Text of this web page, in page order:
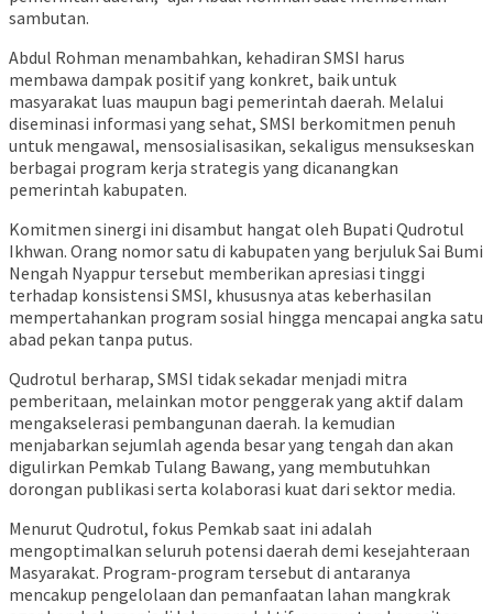
sambutan.
Abdul Rohman menambahkan, kehadiran SMSI harus
membawa dampak positif yang konkret, baik untuk
masyarakat luas maupun bagi pemerintah daerah. Melalui
diseminasi informasi yang sehat, SMSI berkomitmen penuh
untuk mengawal, mensosialisasikan, sekaligus mensukseskan
berbagai program kerja strategis yang dicanangkan
pemerintah kabupaten.
Komitmen sinergi ini disambut hangat oleh Bupati Qudrotul
Ikhwan. Orang nomor satu di kabupaten yang berjuluk Sai Bumi
Nengah Nyappur tersebut memberikan apresiasi tinggi
terhadap konsistensi SMSI, khususnya atas keberhasilan
mempertahankan program sosial hingga mencapai angka satu
abad pekan tanpa putus.
Qudrotul berharap, SMSI tidak sekadar menjadi mitra
pemberitaan, melainkan motor penggerak yang aktif dalam
mengakselerasi pembangunan daerah. Ia kemudian
menjabarkan sejumlah agenda besar yang tengah dan akan
digulirkan Pemkab Tulang Bawang, yang membutuhkan
dorongan publikasi serta kolaborasi kuat dari sektor media.
Menurut Qudrotul, fokus Pemkab saat ini adalah
mengoptimalkan seluruh potensi daerah demi kesejahteraan
Masyarakat. Program-program tersebut di antaranya
mencakup pengelolaan dan pemanfaatan lahan mangkrak